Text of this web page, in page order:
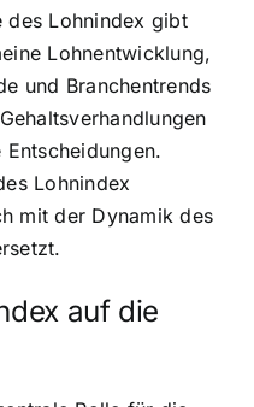
des Lohnindex gibt
Lohnentwicklung,
und Branchentrends
Lohnindex
mit der Dynamik des
auf die